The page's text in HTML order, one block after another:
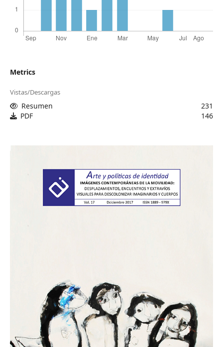
Metrics
Vistas/Descargas
Resumen
231
PDF
146